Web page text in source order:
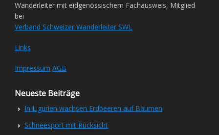
Wanderleiter mit eidgenössischem Fachausweis, Mitglied
bei
Verband Schweizer Wanderleiter SWL
Links
Impressum AGB
Neueste Beiträge
In Ligurien wachsen Erdbeeren auf Bäumen
Schneesport mit Rücksicht